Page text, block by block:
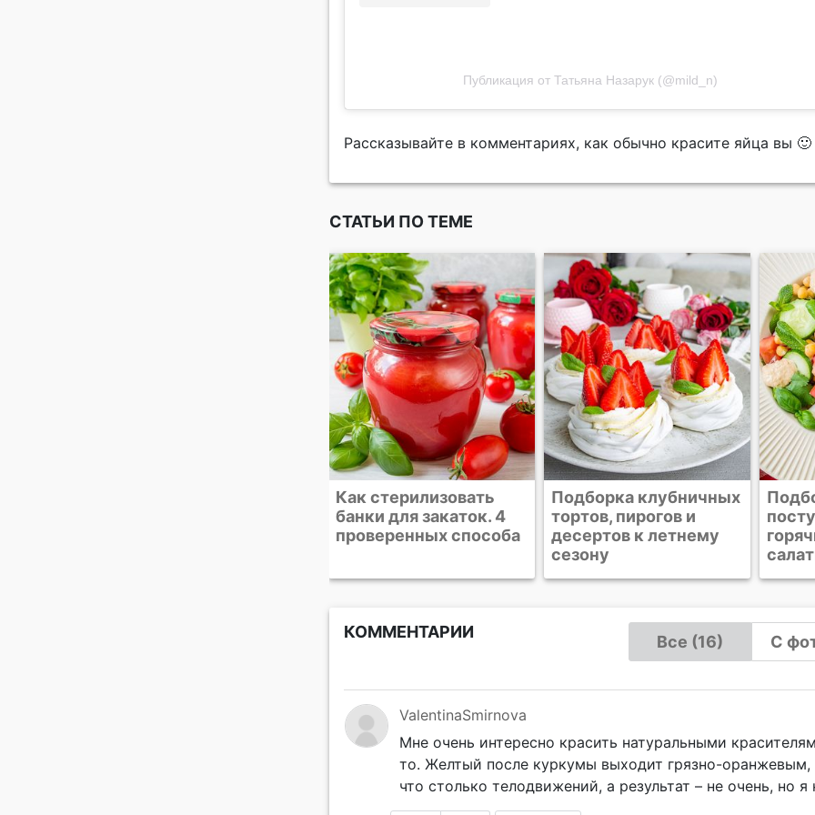
Публикация от Татьяна Назарук (@mild_n)
Рассказывайте в комментариях, как обычно красите яйца вы 🙂
СТАТЬИ ПО ТЕМЕ
Подборка клубничных
тортов, пирогов и
десертов к летнему
Подборка рецептов к
посту. Постные
горячие блюда, супы,
салаты и десерты
КОММЕНТАРИИ
Все (16) С
ValentinaSmirnova
Мне очень интересно красить натуральными
то. Желтый после куркумы выходит грязно-
что столько телодвижений, а результат – не очень, но я